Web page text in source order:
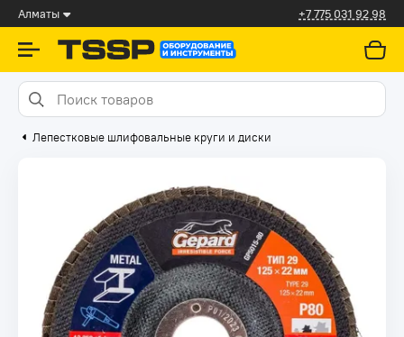
Алматы +7 775 031 92 98
Лепестковые шлифовальные круги и диски